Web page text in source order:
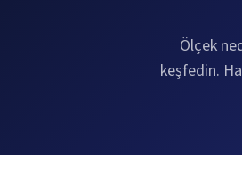
Ölçek
keşfedin.